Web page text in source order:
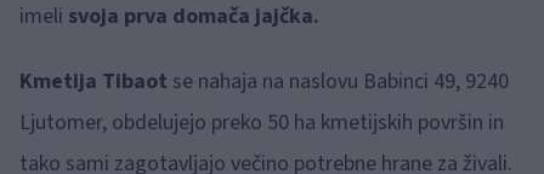
imeli svoja prva domača jajčka.
Kmetija Tibaot se nahaja na naslovu Babinci 49, 9240
Ljutomer, obdelujejo preko 50 ha kmetijskih površin in
tako sami zagotavljajo večino potrebne hrane za živali.